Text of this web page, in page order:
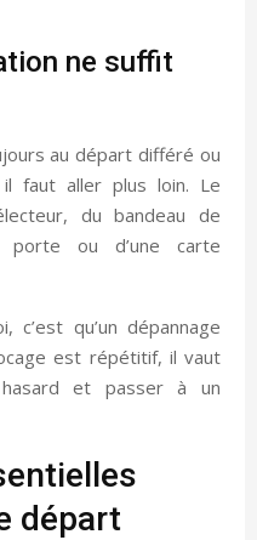
ne suffit
au départ différé ou
faut aller plus loin. Le
du bandeau de
porte ou d’une carte
qu’un dépannage
est répétitif, il vaut
et passer à un
départ